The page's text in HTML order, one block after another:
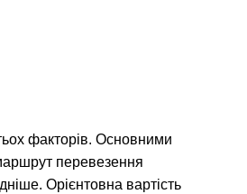
факторів. Основними
перевезення
Орієнтовна вартість